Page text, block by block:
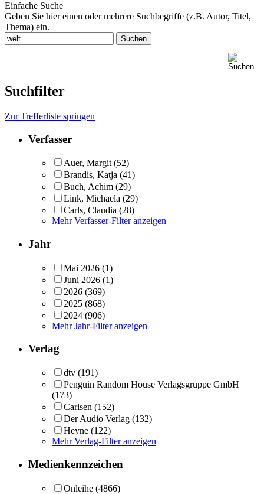
Einfache Suche
Geben Sie hier einen oder mehrere Suchbegriffe (z.B. Autor, Titel,
Thema) ein.
Suchfilter
Zur Trefferliste springen
Verfasser
Auer, Margit (52)
Brandis, Katja (41)
Buch, Achim (29)
Link, Michaela (29)
Carls, Claudia (28)
Mehr Verfasser-Filter anzeigen
Jahr
Mai 2026 (1)
Juni 2026 (1)
2026 (369)
2025 (868)
2024 (906)
Mehr Jahr-Filter anzeigen
Verlag
dtv (191)
Penguin Random House Verlagsgruppe GmbH
(173)
Carlsen (152)
Der Audio Verlag (132)
Heyne (122)
Mehr Verlag-Filter anzeigen
Medienkennzeichen
Onleihe (4866)